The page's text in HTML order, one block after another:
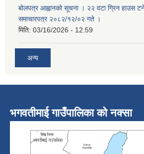
बोलपत्र आह्वानको सूचना । २२ वटा ग्रिन हाउस
समाचारपत्र २०८२/१२/०२ गते ।
मिति: 03/16/2026 - 12:59
अन्य
भगवतीमाई गाउँपालिका को नक्सा